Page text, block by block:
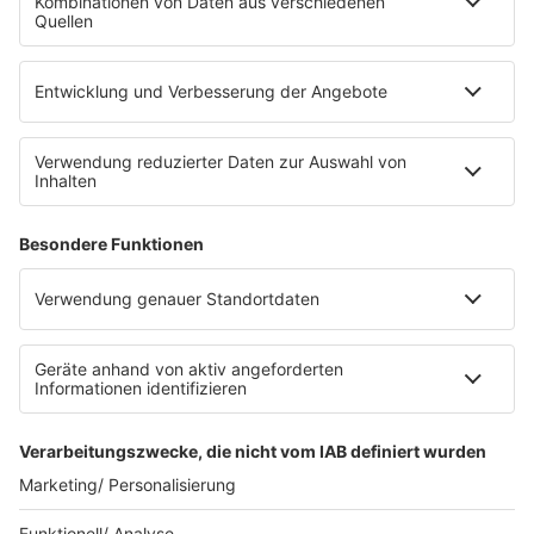
Die Uniklinik Tübingen hat ein neues Fahrradparkhaus
eröffnet. Direkt an der Medizinischen Klinik bietet es
E-Bikes über eine Photovoltaikanlage auf dem …
Impressum
Datenschutzerklärung
Datenschutzeinstellungen